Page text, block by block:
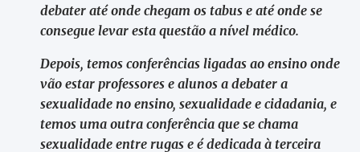
debater até onde chegam os tabus e até onde se
consegue levar esta questão a nível médico.
Depois, temos conferências ligadas ao ensino onde
vão estar professores e alunos a debater a
sexualidade no ensino, sexualidade e cidadania, e
temos uma outra conferência que se chama
sexualidade entre rugas e é dedicada à terceira